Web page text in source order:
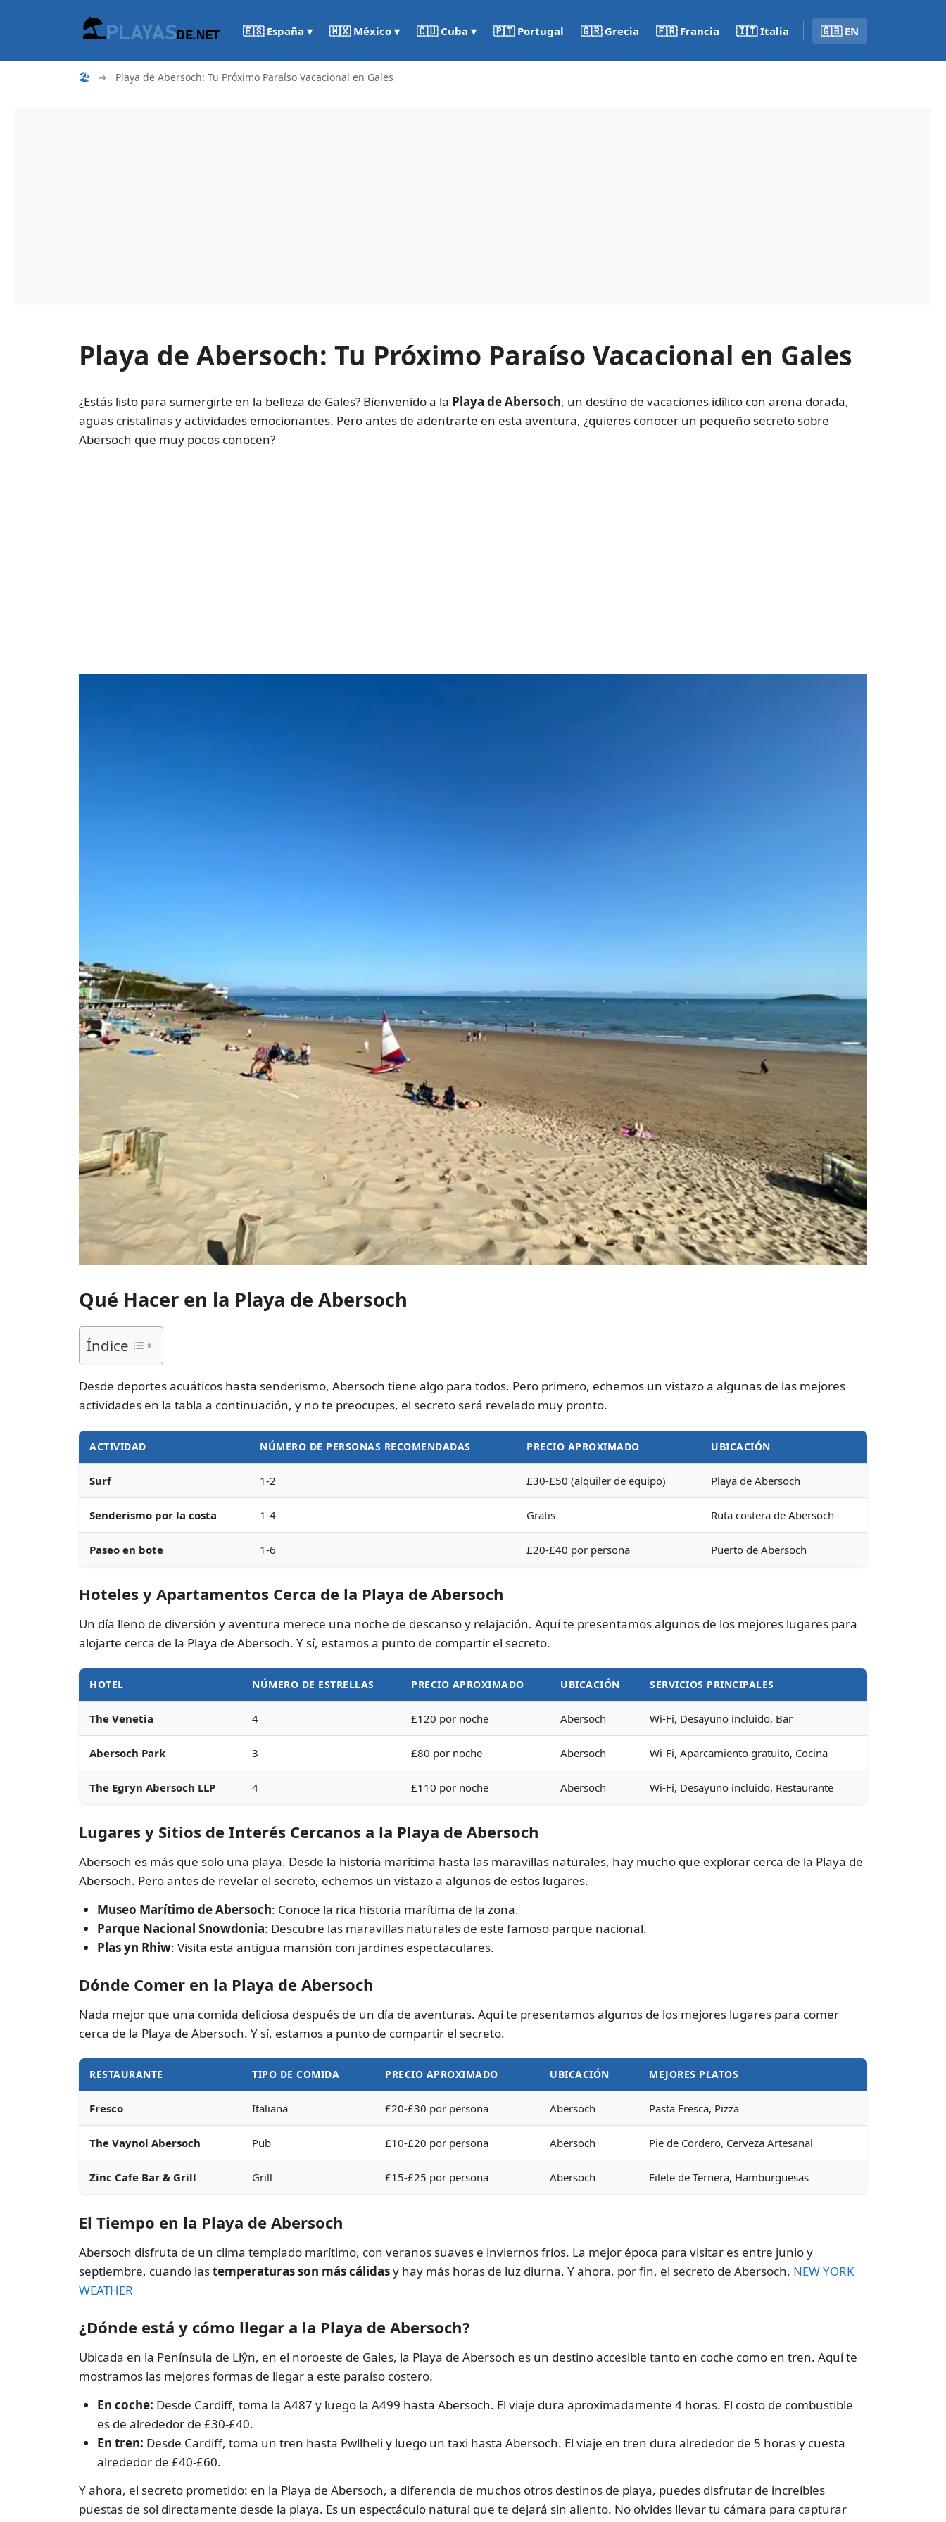
🇪🇸 España ▾ 🇲🇽 México ▾ 🇨🇺 Cuba ▾ 🇵🇹 Portugal 🇬🇷 Grecia 🇫🇷 Francia 🇮🇹 Italia 🇬🇧 EN
🏖 ➜ Playa de Abersoch: Tu Próximo Paraíso Vacacional en Gales
Playa de Abersoch: Tu Próximo Paraíso Vacacional en Gales
¿Estás listo para sumergirte en la belleza de Gales? Bienvenido a la Playa de Abersoch, un destino de vacaciones idílico con arena dorada,
aguas cristalinas y actividades emocionantes. Pero antes de adentrarte en esta aventura, ¿quieres conocer un pequeño secreto sobre
Abersoch que muy pocos conocen?
Qué Hacer en la Playa de Abersoch
Índice
Desde deportes acuáticos hasta senderismo, Abersoch tiene algo para todos. Pero primero, echemos un vistazo a algunas de las mejores
actividades en la tabla a continuación, y no te preocupes, el secreto será revelado muy pronto.
ACTIVIDAD NÚMERO DE PERSONAS RECOMENDADAS PRECIO APROXIMADO UBICACIÓN
Surf 1-2 £30-£50 (alquiler de equipo) Playa de Abersoch
Senderismo por la costa 1-4 Gratis Ruta costera de Abersoch
Paseo en bote 1-6 £20-£40 por persona Puerto de Abersoch
Hoteles y Apartamentos Cerca de la Playa de Abersoch
Un día lleno de diversión y aventura merece una noche de descanso y relajación. Aquí te presentamos algunos de los mejores lugares para
alojarte cerca de la Playa de Abersoch. Y sí, estamos a punto de compartir el secreto.
HOTEL NÚMERO DE ESTRELLAS PRECIO APROXIMADO UBICACIÓN SERVICIOS PRINCIPALES
The Venetia 4 £120 por noche Abersoch Wi-Fi, Desayuno incluido, Bar
Abersoch Park 3 £80 por noche Abersoch Wi-Fi, Aparcamiento gratuito, Cocina
The Egryn Abersoch LLP 4 £110 por noche Abersoch Wi-Fi, Desayuno incluido, Restaurante
Lugares y Sitios de Interés Cercanos a la Playa de Abersoch
Abersoch es más que solo una playa. Desde la historia marítima hasta las maravillas naturales, hay mucho que explorar cerca de la Playa de
Abersoch. Pero antes de revelar el secreto, echemos un vistazo a algunos de estos lugares.
Museo Marítimo de Abersoch: Conoce la rica historia marítima de la zona.
Parque Nacional Snowdonia: Descubre las maravillas naturales de este famoso parque nacional.
Plas yn Rhiw: Visita esta antigua mansión con jardines espectaculares.
Dónde Comer en la Playa de Abersoch
Nada mejor que una comida deliciosa después de un día de aventuras. Aquí te presentamos algunos de los mejores lugares para comer
cerca de la Playa de Abersoch. Y sí, estamos a punto de compartir el secreto.
RESTAURANTE TIPO DE COMIDA PRECIO APROXIMADO UBICACIÓN MEJORES PLATOS
Fresco Italiana £20-£30 por persona Abersoch Pasta Fresca, Pizza
The Vaynol Abersoch Pub £10-£20 por persona Abersoch Pie de Cordero, Cerveza Artesanal
Zinc Cafe Bar & Grill Grill £15-£25 por persona Abersoch Filete de Ternera, Hamburguesas
El Tiempo en la Playa de Abersoch
Abersoch disfruta de un clima templado marítimo, con veranos suaves e inviernos fríos. La mejor época para visitar es entre junio y
septiembre, cuando lastemperaturas son más cálidasy hay más horas de luz diurna. Y ahora, por fin, el secreto de Abersoch. NEW YORK
WEATHER
¿Dónde está y cómo llegar a la Playa de Abersoch?
Ubicada en la Península de Llŷn, en el noroeste de Gales, la Playa de Abersoch es un destino accesible tanto en coche como en tren. Aquí te
mostramos las mejores formas de llegar a este paraíso costero.
En coche: Desde Cardiff, toma la A487 y luego la A499 hasta Abersoch. El viaje dura aproximadamente 4 horas. El costo de combustible
es de alrededor de £30-£40.
En tren: Desde Cardiff, toma un tren hasta Pwllheli y luego un taxi hasta Abersoch. El viaje en tren dura alrededor de 5 horas y cuesta
alrededor de £40-£60.
Y ahora, el secreto prometido: en la Playa de Abersoch, a diferencia de muchos otros destinos de playa, puedes disfrutar de increíbles
puestas de sol directamente desde la playa. Es un espectáculo natural que te dejará sin aliento. No olvides llevar tu cámara para capturar